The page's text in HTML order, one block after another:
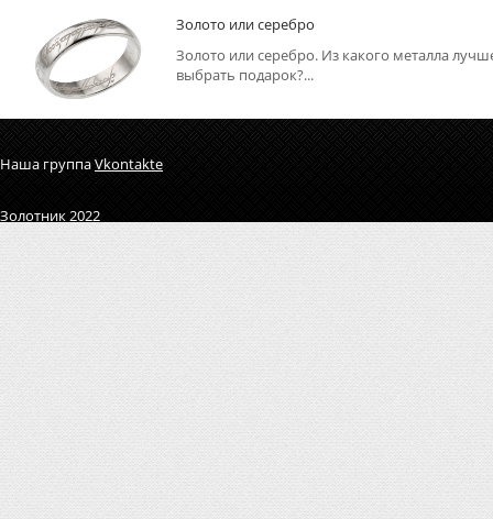
Золото или серебро
Золото или серебро. Из какого металла
выбрать подарок?...
Наша группаVkontakte
Золотник 2022